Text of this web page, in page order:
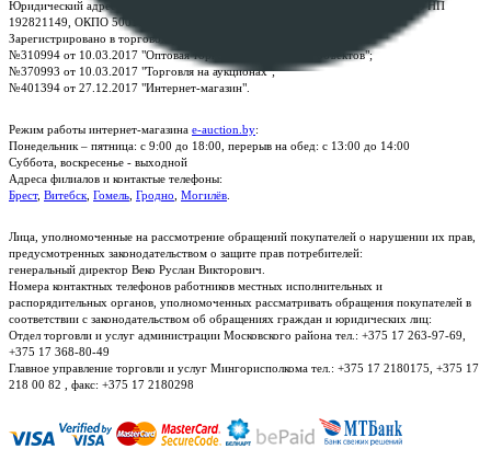
Юридический адрес: г. Минск, пр-т. Дзержинского, 1Б, e-mail:
, УНП
192821149, ОКПО 500111895000
Зарегистрировано в торговом реестре Республики Беларусь:
№310994 от 10.03.2017 "Оптовая торговля без торговых объектов";
№370993 от 10.03.2017 "Торговля на аукционах";
№401394 от 27.12.2017 "Интернет-магазин".
Режим работы интернет-магазина e-auction.by:
Понедельник – пятница: с 9:00 до 18:00, перерыв на обед: с 13:00 до 14:00
Суббота, воскресенье - выходной
Адреса филиалов и контактые телефоны:
Брест, Витебск Гомель Гродно Могилёв
Лица, уполномоченные на рассмотрение обращений покупателей о нарушении их прав,
предусмотренных законодательством о защите прав потребителей:
генеральный директор Веко Руслан Викторович.
Номера контактных телефонов работников местных исполнительных и
распорядительных органов, уполномоченных рассматривать обращения покупателей в
соответствии с законодательством об обращениях граждан и юридических лиц:
Отдел торговли и услуг администрации Московского района тел.: +375 17 263-97-69,
+375 17 368-80-49
Главное управление торговли и услуг Мингорисполкома тел.: +375 17 2180175, +375 17
218 00 82 , факс: +375 17 2180298